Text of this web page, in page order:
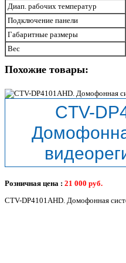
Диап. рабочих температур
Подключение панели
Габаритные размеры
Вес
Похожие товары:
CTV-
Розничная цена : 21 000 руб.
CTV-DP4101AHD. Домофонная